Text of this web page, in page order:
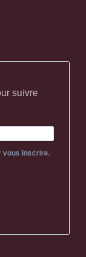
suivre
vous inscrire.